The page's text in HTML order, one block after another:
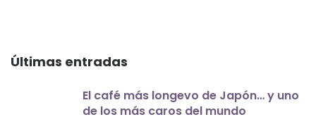
Últimas entradas
El café más longevo de Japón… y uno
de los más caros del mundo